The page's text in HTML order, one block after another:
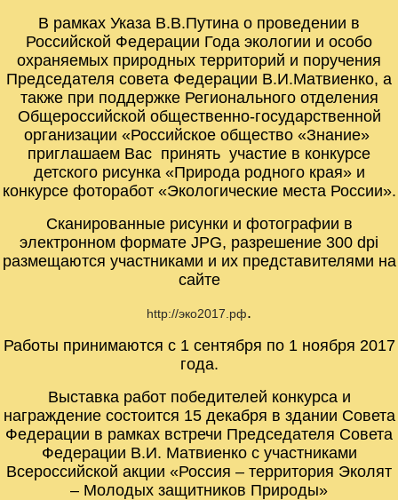
В рамках Указа В.В.Путина о проведении в
Российской Федерации Года экологии и особо
охраняемых природных территорий и поручения
Председателя совета Федерации В.И.Матвиенко, а
также при поддержке Регионального отделения
Общероссийской общественно-государственной
организации «Российское общество «Знание»
приглашаем Вас принять участие в конкурсе
детского рисунка «Природа родного края» и
конкурсе фоторабот «Экологические места России».
Сканированные рисунки и фотографии в
электронном формате JPG, разрешение 300 dpi
размещаются участниками и их представителями на
сайте
http://эко2017.рф.
Работы принимаются с 1 сентября по 1 ноября 2017
года.
Выставка работ победителей конкурса и
награждение состоится 15 декабря в здании Совета
Федерации в рамках встречи Председателя Совета
Федерации В.И. Матвиенко с участниками
Всероссийской акции «Россия – территория Эколят
– Молодых защитников Природы»